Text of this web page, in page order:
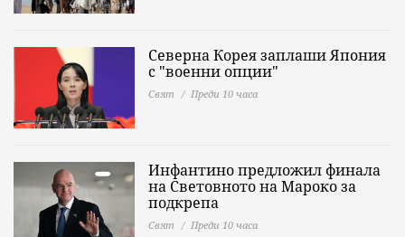
Северна Корея заплаши Япония
с "военни опции"
Свят Преди 10 часа
Инфантино предложил финала
на Световното на Мароко за
подкрепа
Свят Преди 10 часа